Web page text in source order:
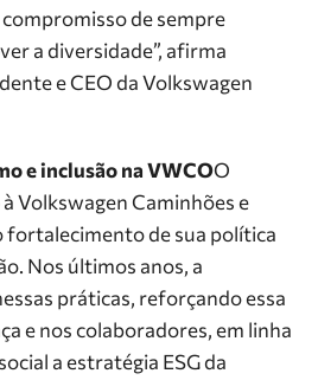
de sempre
a diversidade”, afirma
e CEO da Volkswagen
e inclusão na VWCOO
Volkswagen Caminhões e
fortalecimento de sua política
Nos últimos anos, a
práticas, reforçando essa
e nos colaboradores, em linha
a estratégia ESG da